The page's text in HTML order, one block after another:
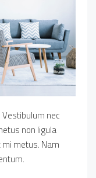
nec
non ligula
metus. Nam